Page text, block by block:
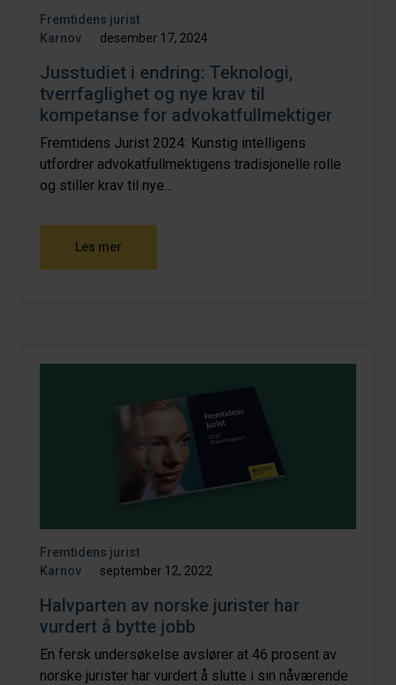
Fremtidens jurist
Karnov
desember 17, 2024
Jusstudiet i endring: Teknologi,
tverrfaglighet og nye krav til
kompetanse for advokatfullmektiger
Fremtidens Jurist 2024: Kunstig intelligens
utfordrer advokatfullmektigens tradisjonelle rolle
og stiller krav til nye...
Les mer
Fremtidens jurist
Karnov
september 12, 2022
Halvparten av norske jurister har
vurdert å bytte jobb
En fersk undersøkelse avslører at 46 prosent av
norske jurister har vurdert å slutte i sin nåværende